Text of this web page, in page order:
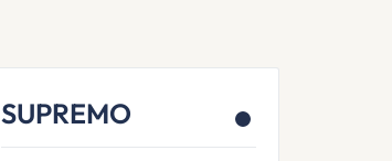
SUPREMO